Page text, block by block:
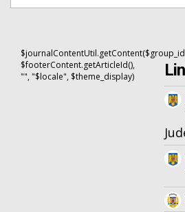
$footerContent.getArticleId(),
"", "$locale", $theme_display)